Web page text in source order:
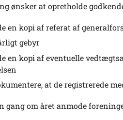
ønsker at opretholde
en kopi af referat af
gebyr
en kopi af eventuelle
at de registrerede
gang om året anmode